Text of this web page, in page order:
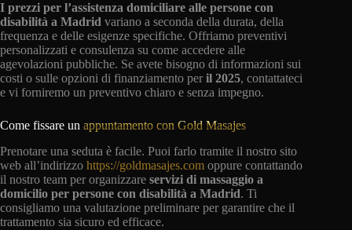
I prezzi per l’assistenza domiciliare alle persone con
disabilità a Madrid variano a seconda della durata, della
frequenza e delle esigenze specifiche. Offriamo preventivi
personalizzati e consulenza su come accedere alle
agevolazioni pubbliche. Se avete bisogno di informazioni sui
costi o sulle opzioni di finanziamento per il 2025, contattateci
e vi forniremo un preventivo chiaro e senza impegno.
Come fissare un appuntamento con Gold Masajes
Prenotare una seduta è facile. Puoi farlo tramite il nostro sito
web all’indirizzo https://goldmasajes.com oppure contattando
il nostro team per organizzare servizi di massaggio a
domicilio per persone con disabilità a Madrid. Ti
consigliamo una valutazione preliminare per garantire che il
trattamento sia sicuro ed efficace.